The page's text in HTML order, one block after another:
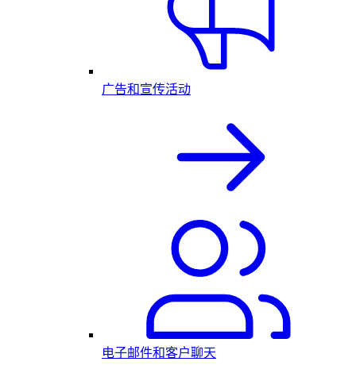
广告和宣传活动
电子邮件和客户聊天